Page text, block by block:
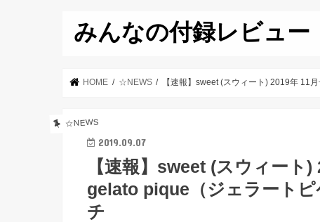
みんなの付録レビュー
HOME ☆NEWS 【速報】sweet (スウィート) 2019年 11
☆NEWS
2019.09.07
【速報】sweet (スウィート)
gelato pique（ジェラート
チ